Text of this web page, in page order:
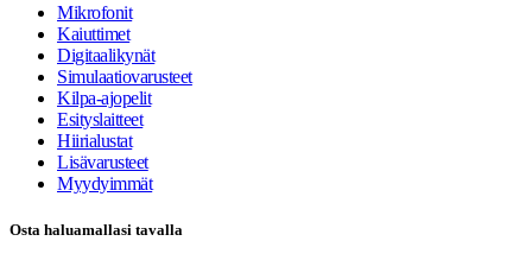
Mikrofonit
Kaiuttimet
Digitaalikynät
Simulaatiovarusteet
Kilpa-ajopelit
Esityslaitteet
Hiirialustat
Lisävarusteet
Myydyimmät
Osta haluamallasi tavalla